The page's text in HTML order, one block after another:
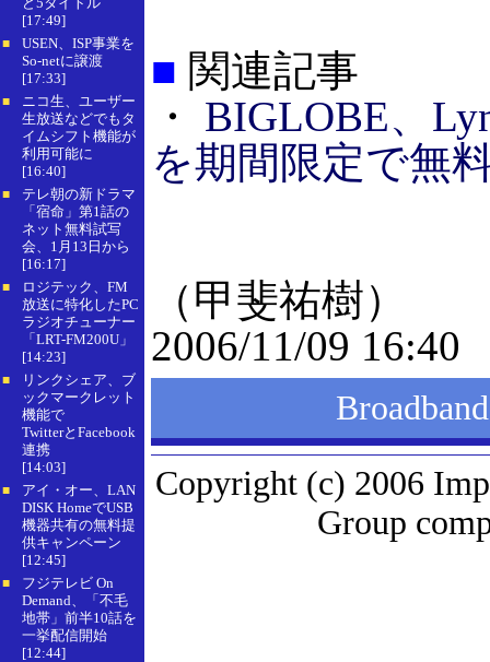
[17:49]
■
USEN、ISP事業を
So-netに譲渡
[17:33]
■
ニコ生、ユーザー
生放送などでもタ
イムシフト機能が
利用可能に
[16:40]
■
テレ朝の新ドラマ
「宿命」第1話の
ネット無料試写
会、1月13日から
[16:17]
■
ロジテック、FM
放送に特化したPC
ラジオチューナー
「LRT-FM200U」
[14:23]
■
リンクシェア、ブ
ックマークレット
機能で
TwitterとFacebook
連携
[14:03]
■
アイ・オー、LAN
DISK HomeでUSB
機器共有の無料提
供キャンペーン
[12:45]
■
フジテレビ On
Demand、「不毛
地帯」前半10話を
一挙配信開始
[12:44]
■ 関連記事
・ BIGLOBE、
を期間限定で無
（甲斐祐樹）
2006/11/09 16:40
Copyright (c) 2006
Group